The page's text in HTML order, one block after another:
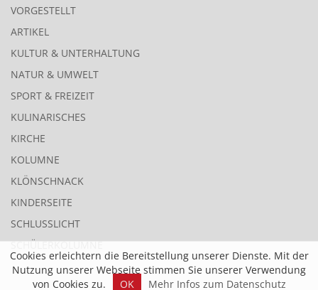
Cookies erleichtern die Bereitstellung unserer Dienste. Mit der
Nutzung unserer Webseite stimmen Sie unserer Verwendung
von Cookies zu.
OK Mehr Infos zum Datenschutz
VORGESTELLT
ARTIKEL
KULTUR & UNTERHALTUNG
NATUR & UMWELT
SPORT & FREIZEIT
KULINARISCHES
KIRCHE
KOLUMNE
KLÖNSCHNACK
KINDERSEITE
SCHLUSSLICHT
SCHÜLERKOLUMNE